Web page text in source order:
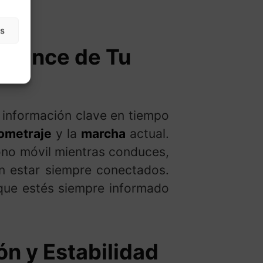
de Tu
clave en tiempo
y la marcha actual.
móvil mientras conduces,
estar siempre conectados.
estés siempre informado
y Estabilidad